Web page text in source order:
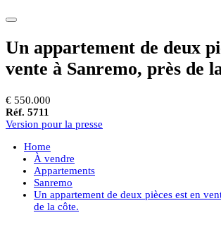
Un appartement de deux
vente à Sanremo, près de
€ 550.000
Réf. 5711
Version pour la presse
Home
À vendre
Appartements
Sanremo
Un appartement de deux pièces est en
de la côte.